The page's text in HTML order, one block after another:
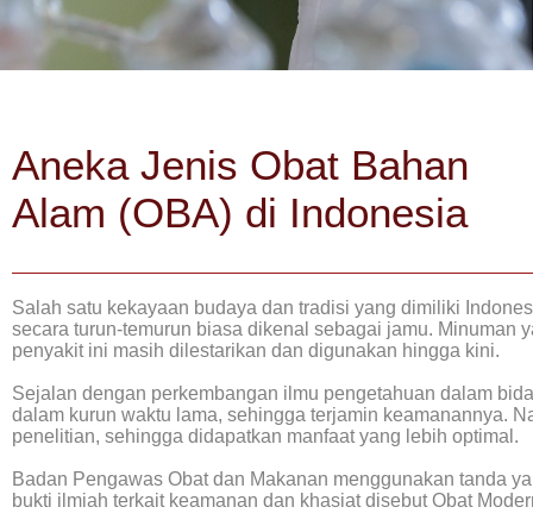
Aneka Jenis Obat Bahan
Alam (OBA) di Indonesia
Salah satu kekayaan budaya dan tradisi yang dimiliki
secara turun-temurun biasa dikenal sebagai jamu. Minuman
penyakit ini masih dilestarikan dan digunakan hingga kini.
Sejalan dengan perkembangan ilmu pengetahuan dalam
dalam kurun waktu lama, sehingga terjamin keamanannya.
penelitian, sehingga didapatkan manfaat yang lebih optimal.
Badan Pengawas Obat dan Makanan menggunakan tanda
bukti ilmiah terkait keamanan dan khasiat disebut Obat